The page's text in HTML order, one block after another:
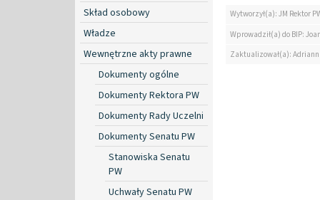
Skład osobowy
Władze
Wewnętrzne akty prawne
Dokumenty ogólne
Dokumenty Rektora PW
Dokumenty Rady Uczelni
Dokumenty Senatu PW
Stanowiska Senatu
PW
Uchwały Senatu PW
Wytworzył(a): JM Rektor
Wprowadził(a) do BIP:
Zaktualizował(a):